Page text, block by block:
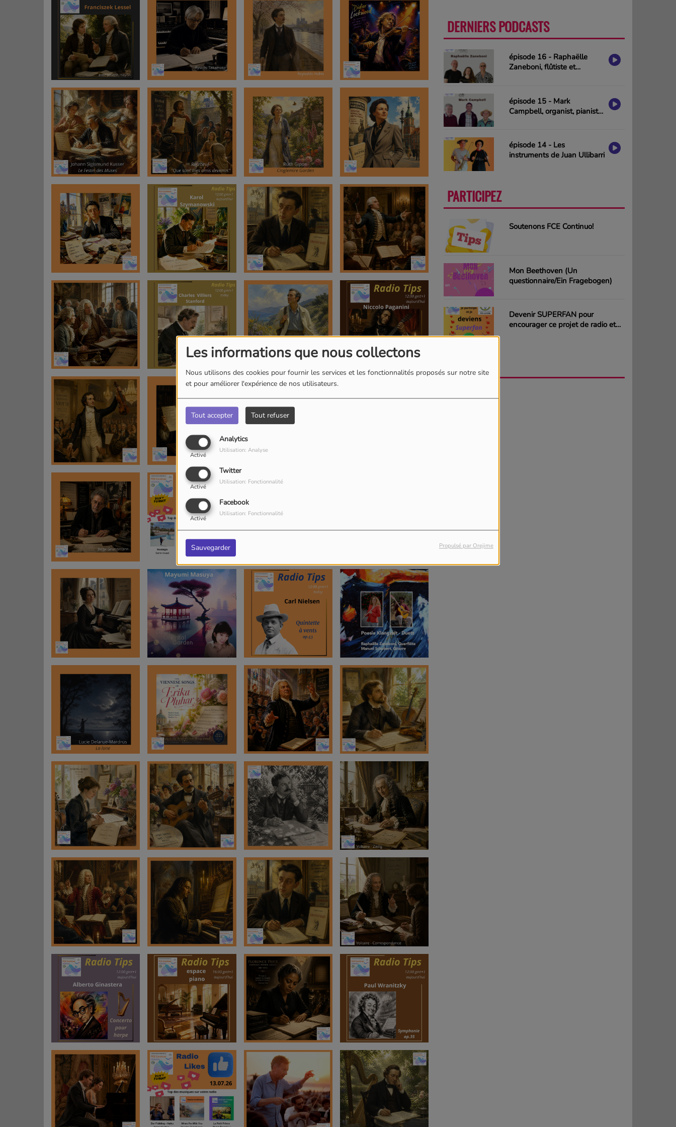
Les informations que nous collectons
Nous utilisons des cookies pour fournir les services et les fonctionnalités proposés sur notre site
et pour améliorer l'expérience de nos utilisateurs.
Tout accepter Tout refuser
Analytics
Activé
Utilisation: Analyse
Twitter
Activé
Utilisation: Fonctionnalité
Facebook
Activé
Utilisation: Fonctionnalité
Sauvegarder Propulsé par Orejime
DERNIERS PODCASTS
épisode 16 - Raphaëlle
Zaneboni, flûtiste et
épisode 15 - Mark
Campbell, organist, pianist
épisode 14 - Les
instruments de Juan Ullibarri
PARTICIPEZ
Soutenons FCE Continuo!
Mon Beethoven (Un
questionnaire/Ein Fragebogen)
Devenir SUPERFAN pour
encourager ce projet de radio et
AGENDA